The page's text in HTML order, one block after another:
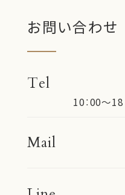
お問い合わせ
Tel
10：00〜18
Mail